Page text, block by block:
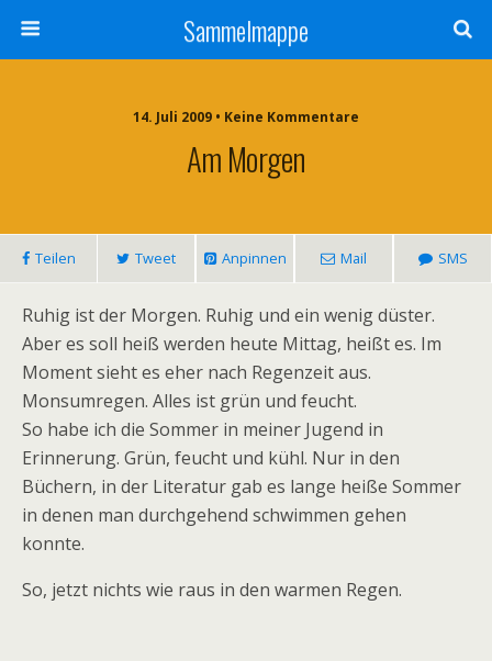
Sammelmappe
14. Juli 2009 • Keine Kommentare
Am Morgen
Teilen Tweet Anpinnen Mail SMS
Ruhig ist der Morgen. Ruhig und ein wenig düster.
Aber es soll heiß werden heute Mittag, heißt es. Im
Moment sieht es eher nach Regenzeit aus.
Monsumregen. Alles ist grün und feucht.
So habe ich die Sommer in meiner Jugend in
Erinnerung. Grün, feucht und kühl. Nur in den
Büchern, in der Literatur gab es lange heiße Sommer
in denen man durchgehend schwimmen gehen
konnte.
So, jetzt nichts wie raus in den warmen Regen.